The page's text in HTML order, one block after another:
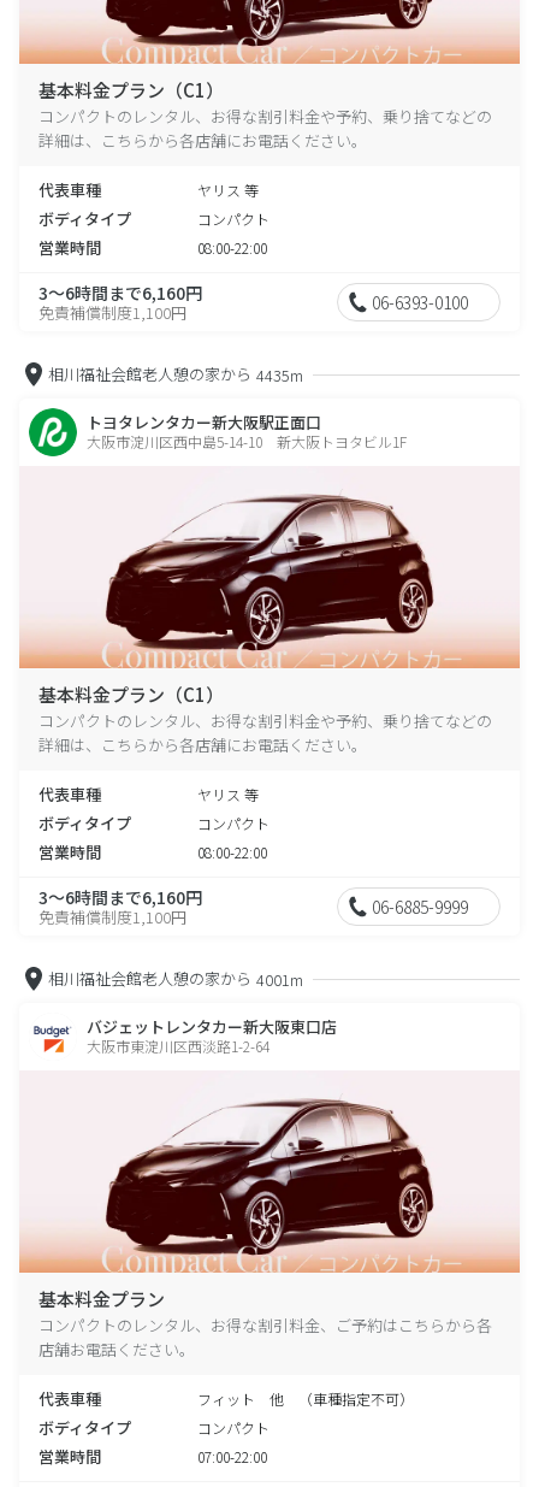
基本料金プラン（C1）
コンパクトのレンタル、お得な割引料金や予約、乗り捨てなどの
詳細は、こちらから各店舗にお電話ください。
代表車種 ヤリス 等
ボディタイプ コンパクト
営業時間 08:00-22:00
3～6時間まで6,160円
免責補償制度1,100円 06-6393-0100
相川福祉会館老人憩の家から 4435m
トヨタレンタカー新大阪駅正面口
大阪市淀川区西中島5-14-10 新大阪トヨタビル1F
基本料金プラン（C1）
コンパクトのレンタル、お得な割引料金や予約、乗り捨てなどの
詳細は、こちらから各店舗にお電話ください。
代表車種 ヤリス 等
ボディタイプ コンパクト
営業時間 08:00-22:00
3～6時間まで6,160円
免責補償制度1,100円 06-6885-9999
相川福祉会館老人憩の家から 4001m
バジェットレンタカー新大阪東口店
大阪市東淀川区西淡路1-2-64
基本料金プラン
コンパクトのレンタル、お得な割引料金、ご予約はこちらから各
店舗お電話ください。
代表車種 フィット 他 （車種指定不可）
ボディタイプ コンパクト
営業時間 07:00-22:00